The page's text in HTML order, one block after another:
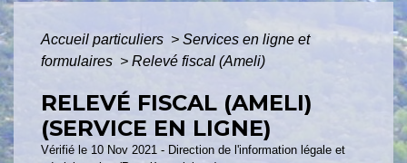
Accueil particuliers > Services en ligne et
formulaires > Relevé fiscal (Ameli)
RELEVÉ FISCAL (AMELI)
(SERVICE EN LIGNE)
Vérifié le 10 Nov 2021 - Direction de l'information légale et